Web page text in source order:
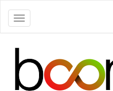
Alternar navegación